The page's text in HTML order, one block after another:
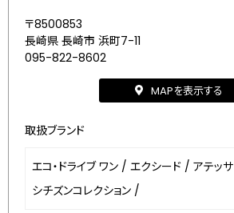
〒8500853
長崎県 長崎市 浜町7-11
095-822-8602
MAPを表示する
取扱ブランド
エコ・ドライブ ワン / エクシード / アテッサ
シチズンコレクション /